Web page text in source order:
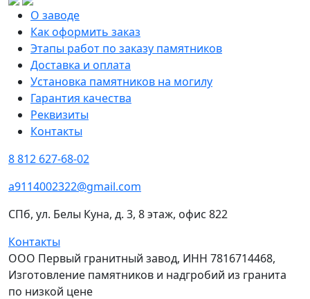
О заводе
Как оформить заказ
Этапы работ по заказу памятников
Доставка и оплата
Установка памятников на могилу
Гарантия качества
Реквизиты
Контакты
8 812 627-68-02
a9114002322@gmail.com
СПб, ул. Белы Куна, д. 3, 8 этаж, офис 822
Контакты
ООО Первый гранитный завод, ИНН 7816714468,
Изготовление памятников и надгробий из гранита
по низкой цене